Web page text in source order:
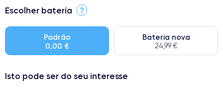
⭐ Premium
● Bateria: Adequada para uso intensivo.
● Apenas 5% dos nossos telefones atingem a classificação
Escolher bateria ?
Padrão
0,00 €
Bateria nova
24,99 €
Isto pode ser do seu interesse